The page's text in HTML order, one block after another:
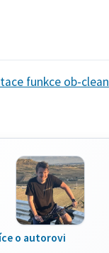
funkce ob-clean
o autorovi